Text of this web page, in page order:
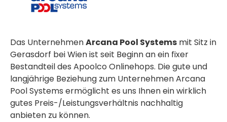
Das UnternehmenArcana Pool Systems mit Sitz in
Gerasdorf bei Wien ist seit Beginn an ein fixer
Bestandteil des Apoolco Onlinehops. Die gute und
langjährige Beziehung zum Unternehmen Arcana
Pool Systems ermöglicht es uns Ihnen ein wirklich
gutes Preis-/Leistungsverhältnis nachhaltig
anbieten zu können.